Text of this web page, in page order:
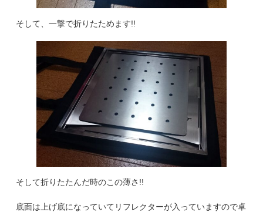
そして、一撃で折りたためます!!
そして折りたたんだ時のこの薄さ!!
底面は上げ底になっていてリフレクターが入っていますので卓